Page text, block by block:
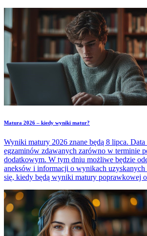
Matura 2026 – kiedy wyniki matur?
Wyniki matury 2026 znane będą 8 lipca.
egzaminów zdawanych zarówno w terminie
dodatkowym. W tym dniu możliwe będzie
aneksów i informacji o wynikach
się, kiedy będą wyniki matury poprawkowej